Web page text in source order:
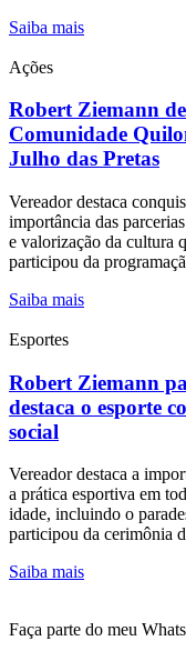
Saiba mais
Ações
Robert Ziemann
Comunidade
Julho das Pretas
Vereador destaca
importância das
e valorização da cultura
participou da
Saiba mais
Esportes
Robert Ziemann
destaca o esporte
social
Vereador destaca a
a prática esportiva em
idade, incluindo o
participou da cerimônia
Saiba mais
Faça parte do meu